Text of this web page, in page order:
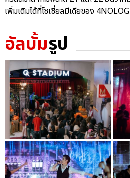
เพิ่มเติมได้ที่โซเชี่ยลมีเดียของ
อัลบั้มรูป